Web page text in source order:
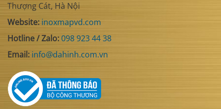
Thượng Cát, Hà Nội
Website: inoxmapvd.com
Hotline / Zalo:098 923 44 38
Email: info@dahinh.com.vn